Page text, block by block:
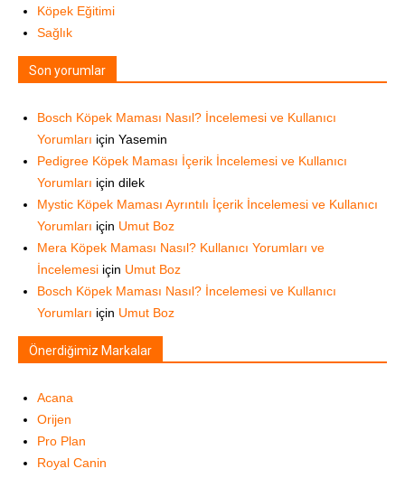
Köpek Eğitimi
Sağlık
Son yorumlar
Bosch Köpek Maması Nasıl? İncelemesi ve Kullanıcı
Yorumları için Yasemin
Pedigree Köpek Maması İçerik İncelemesi ve Kullanıcı
Yorumları için dilek
Mystic Köpek Maması Ayrıntılı İçerik İncelemesi ve Kullanıcı
Yorumları için Umut Boz
Mera Köpek Maması Nasıl? Kullanıcı Yorumları ve
İncelemesi için Umut Boz
Bosch Köpek Maması Nasıl? İncelemesi ve Kullanıcı
Yorumları için Umut Boz
Önerdiğimiz Markalar
Acana
Orijen
Pro Plan
Royal Canin